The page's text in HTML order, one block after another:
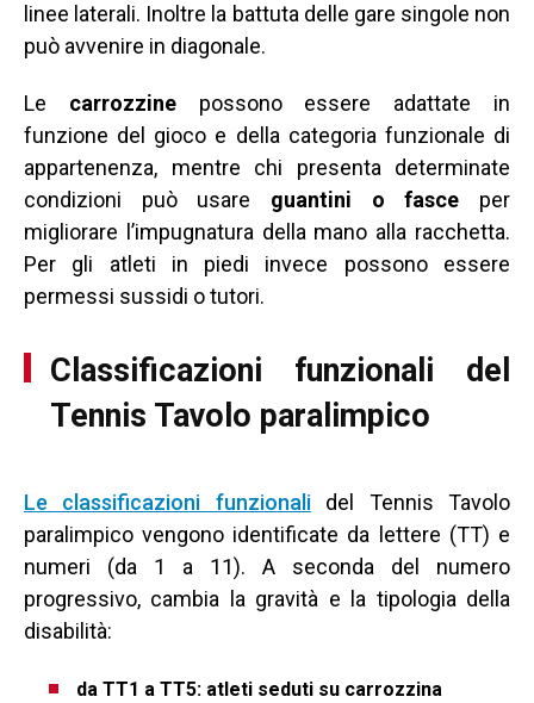
linee laterali. Inoltre la battuta delle gare singole non
può avvenire in diagonale.
Le carrozzine possono essere adattate in
funzione del gioco e della categoria funzionale di
appartenenza, mentre chi presenta determinate
condizioni può usare guantini o fasce per
migliorare l’impugnatura della mano alla racchetta.
Per gli atleti in piedi invece possono essere
permessi sussidi o tutori.
Classificazioni funzionali del
Tennis Tavolo paralimpico
Le classificazioni funzionalidel Tennis Tavolo
paralimpico vengono identificate da lettere (TT) e
numeri (da 1 a 11). A seconda del numero
progressivo, cambia la gravità e la tipologia della
disabilità:
da TT1 a TT5: atleti seduti su carrozzina